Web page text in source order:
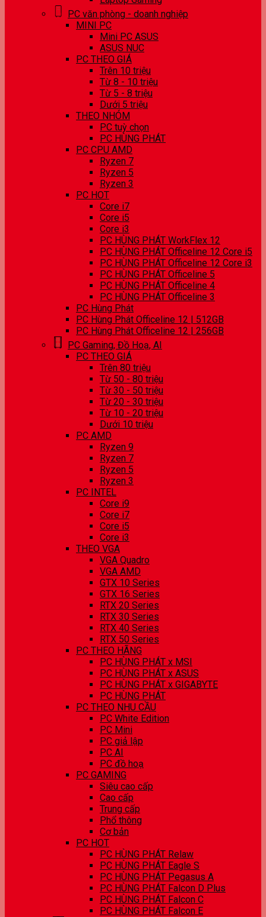
PC văn phòng - doanh nghiệp
MINI PC
Mini PC ASUS
ASUS NUC
PC THEO GIÁ
Trên 10 triệu
Từ 8 - 10 triệu
Từ 5 - 8 triệu
Dưới 5 triệu
THEO NHÓM
PC tuỳ chọn
PC HÙNG PHÁT
PC CPU AMD
Ryzen 7
Ryzen 5
Ryzen 3
PC HOT
Core i7
Core i5
Core i3
PC HÙNG PHÁT WorkFlex 12
PC HÙNG PHÁT Officeline 12 Core i5
PC HÙNG PHÁT Officeline 12 Core i3
PC HÙNG PHÁT Officeline 5
PC HÙNG PHÁT Officeline 4
PC HÙNG PHÁT Officeline 3
PC Hùng Phát
PC Hùng Phát Officeline 12 | 512GB
PC Hùng Phát Officeline 12 | 256GB
PC Gaming, Đồ Hoạ, AI
PC THEO GIÁ
Trên 80 triệu
Từ 50 - 80 triệu
Từ 30 - 50 triệu
Từ 20 - 30 triệu
Từ 10 - 20 triệu
Dưới 10 triệu
PC AMD
Ryzen 9
Ryzen 7
Ryzen 5
Ryzen 3
PC INTEL
Core i9
Core i7
Core i5
Core i3
THEO VGA
VGA Quadro
VGA AMD
GTX 10 Series
GTX 16 Series
RTX 20 Series
RTX 30 Series
RTX 40 Series
RTX 50 Series
PC THEO HÃNG
PC HÙNG PHÁT x MSI
PC HÙNG PHÁT x ASUS
PC HÙNG PHÁT x GIGABYTE
PC HÙNG PHÁT
PC THEO NHU CẦU
PC White Edition
PC Mini
PC giả lập
PC AI
PC đồ hoạ
PC GAMING
Siêu cao cấp
Cao cấp
Trung cấp
Phổ thông
Cơ bản
PC HOT
PC HÙNG PHÁT Relaw
PC HÙNG PHÁT Eagle S
PC HÙNG PHÁT Pegasus A
PC HÙNG PHÁT Falcon D Plus
PC HÙNG PHÁT Falcon C
PC HÙNG PHÁT Falcon E